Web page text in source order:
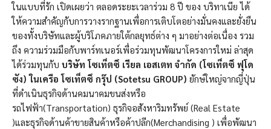
ในแบบที่รัก เปิดเผยว่า ตลอดระยะเวลาร่วม 8 ปี ของ บริทาเนีย ได้
ให้ความสำคัญกับการวางรากฐานเพื่อการเติบโตอย่างมั่นคงและยั่งยืน
ของทั้งบริษัทและผู้บริโภคภายใต้กลยุทธ์ต่าง ๆ มาอย่างต่อเนื่อง รวม
ถึง ความร่วมมือกับพาร์ทเนอร์เพื่อร่วมทุนพัฒนาโครงการใหม่ ล่าสุด
ได้ร่วมทุนกับ บริษัท โซเท็ตซึ เรียล เอสเตท จำกัด (โซเท็ตซึ ฟุโด
ซัง) ในเครือ โซเท็ตซึ กรุ๊ป (Sotetsu GROUP) ยักษ์ใหญ่จากญี่ปุ่น
ที่ดำเนินธุรกิจด้านคมนาคมขนส่งหรือ
รถไฟฟ้า(Transportation) ธุรกิจอสังหาริมทรัพย์ (Real Estate
)และธุรกิจด้านค้าขายสินค้าหรือค้าปลีก(Merchandising ) เพื่อพัฒนา